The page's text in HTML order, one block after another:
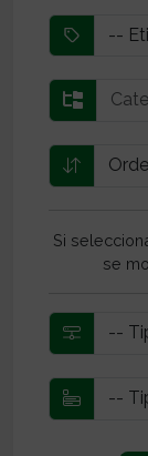
Si
se